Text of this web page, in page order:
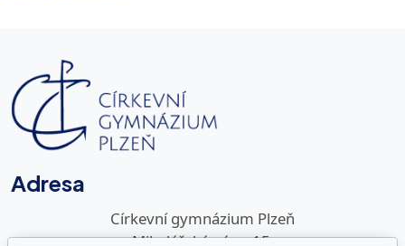
Adresa
Církevní gymnázium Plzeň
Mikulášské nám. 15